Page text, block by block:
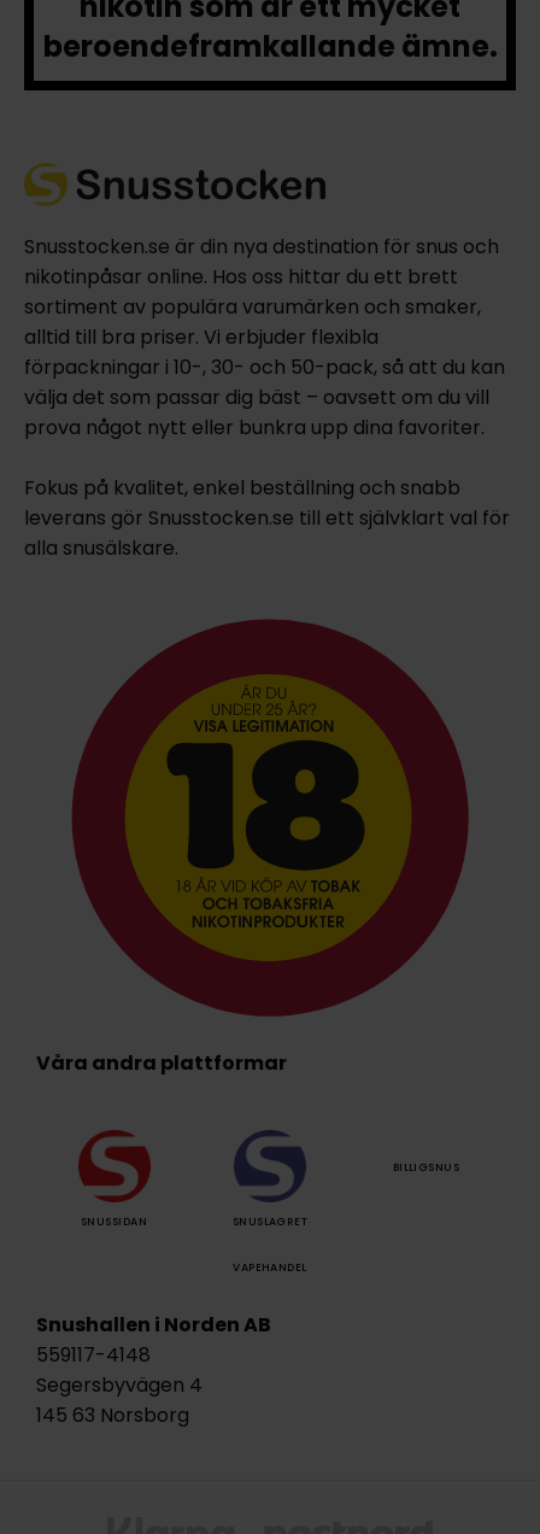
beroendeframkallande ämne.
Snusstocken.se är din nya destination för snus och
nikotinpåsar online. Hos oss hittar du ett brett
sortiment av populära varumärken och smaker,
alltid till bra priser. Vi erbjuder flexibla
förpackningar i 10-, 30- och 50-pack, så att du kan
välja det som passar dig bäst – oavsett om du vill
prova något nytt eller bunkra upp dina favoriter.
Fokus på kvalitet, enkel beställning och snabb
leverans gör Snusstocken.se till ett självklart val för
alla snusälskare.
Våra andra plattformar
SNUSSIDAN SNUSLAGRET
BILLIGSNUS
VAPEHANDEL
Snushallen i Norden AB
559117-4148
Segersbyvägen 4
145 63 Norsborg